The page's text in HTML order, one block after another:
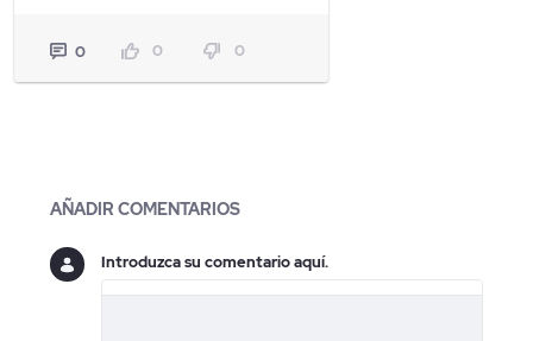
0 0 0
Blogs
AÑADIR COMENTARIOS
Introduzca su comentario aquí.